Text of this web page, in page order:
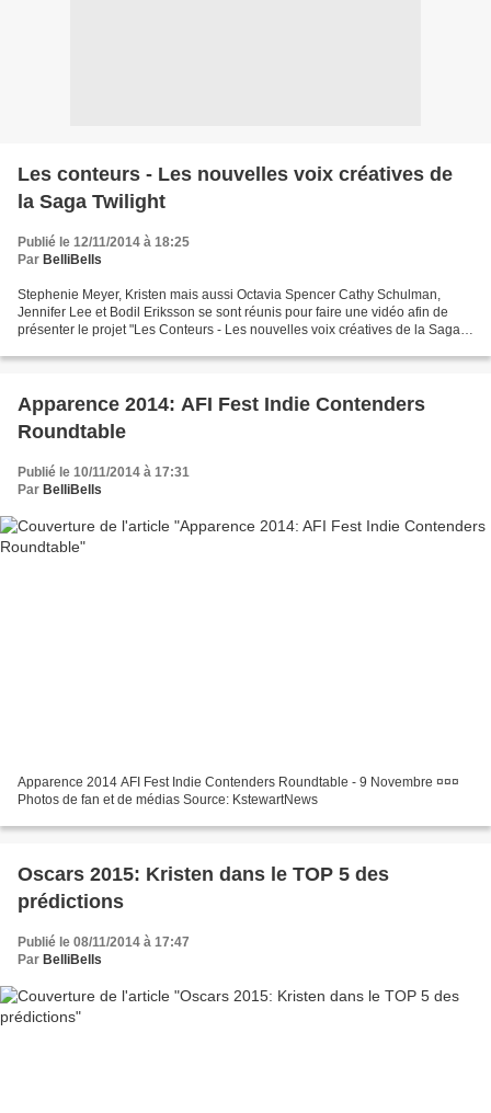
Les conteurs - Les nouvelles voix créatives de
la Saga Twilight
Publié le 12/11/2014 à 18:25
Par BelliBells
Stephenie Meyer, Kristen mais aussi Octavia Spencer Cathy Schulman,
Jennifer Lee et Bodil Eriksson se sont réunis pour faire une vidéo afin de
présenter le projet "Les Conteurs - Les nouvelles voix créatives de la Saga
Apparence 2014: AFI Fest Indie Contenders
Roundtable
Publié le 10/11/2014 à 17:31
Par BelliBells
Apparence 2014 AFI Fest Indie Contenders Roundtable - 9 Novembre ¤¤¤
Photos de fan et de médias Source: KstewartNews
Oscars 2015: Kristen dans le TOP 5 des
prédictions
Publié le 08/11/2014 à 17:47
Par BelliBells